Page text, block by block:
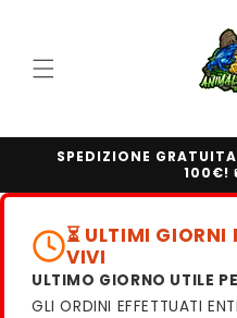
SPEDIZIONE
100€!
⏳ ULTIMI GIORNI
VIVI
ULTIMO GIORNO UTILE
GLI ORDINI EFFETTUATI